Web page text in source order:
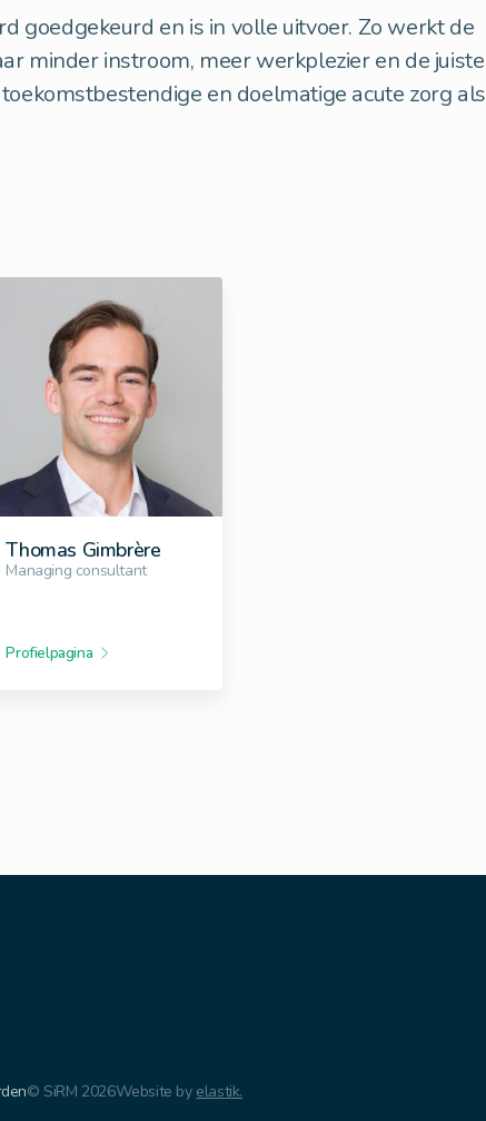
goedgekeurd en is in volle uitvoer. Zo werkt de
minder instroom, meer werkplezier en de juiste
en doelmatige acute zorg als
Thomas Gimbrère
Managing consultant
Profielpagina
© SiRM 2026Website by elastik.